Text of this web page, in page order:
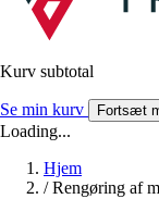
Kurv subtotal
Se min kurv Fortsæt
Loading...
Hjem
/ Rengøring af